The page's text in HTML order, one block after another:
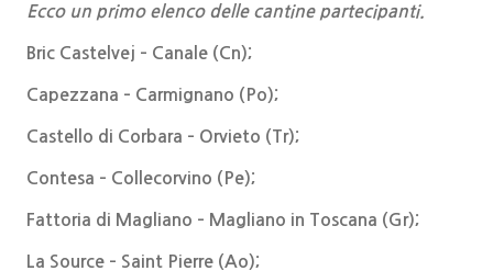
Ecco un primo elenco delle cantine partecipanti.
Bric Castelvej – Canale (Cn);
Capezzana – Carmignano (Po);
Castello di Corbara – Orvieto (Tr);
Contesa – Collecorvino (Pe);
Fattoria di Magliano – Magliano in Toscana (Gr);
La Source – Saint Pierre (Ao);